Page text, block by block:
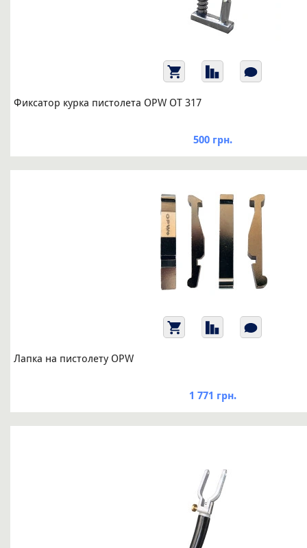
Фиксатор курка пистолета OPW OT 317
500 грн.
Лапка на пистолету OPW
1 771 грн.